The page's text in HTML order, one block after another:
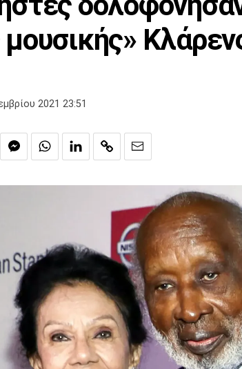
2021 23:51